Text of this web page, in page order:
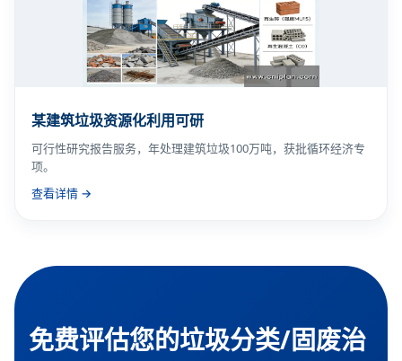
某建筑垃圾资源化利用可研
可行性研究报告服务，年处理建筑垃圾100万吨，获批循环经济专
项。
查看详情 →
免费评估您的垃圾分类/固废治